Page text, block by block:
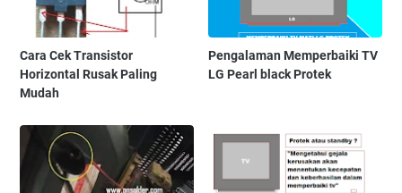
Cara Cek Transistor
Horizontal Rusak Paling
Mudah
Pengalaman Memperbaiki TV
LG Pearl black Protek